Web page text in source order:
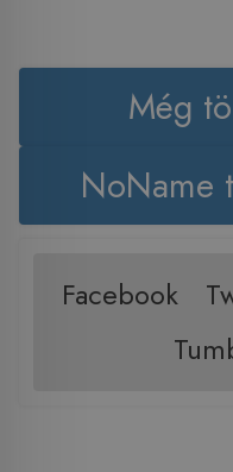
Még
NoName
Facebook